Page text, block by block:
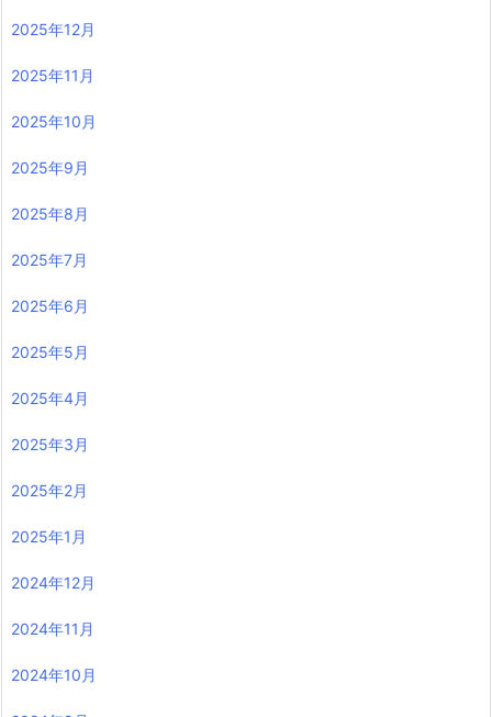
2025年12月
2025年11月
2025年10月
2025年9月
2025年8月
2025年7月
2025年6月
2025年5月
2025年4月
2025年3月
2025年2月
2025年1月
2024年12月
2024年11月
2024年10月